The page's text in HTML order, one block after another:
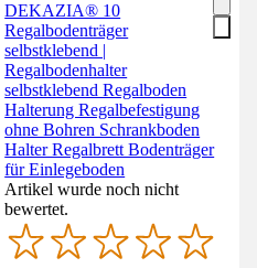
DEKAZIA® 10
Regalbodenträger
selbstklebend |
Regalbodenhalter
selbstklebend Regalboden
Halterung Regalbefestigung
ohne Bohren Schrankboden
Halter Regalbrett Bodenträger
für Einlegeboden
Artikel wurde noch nicht
bewertet.